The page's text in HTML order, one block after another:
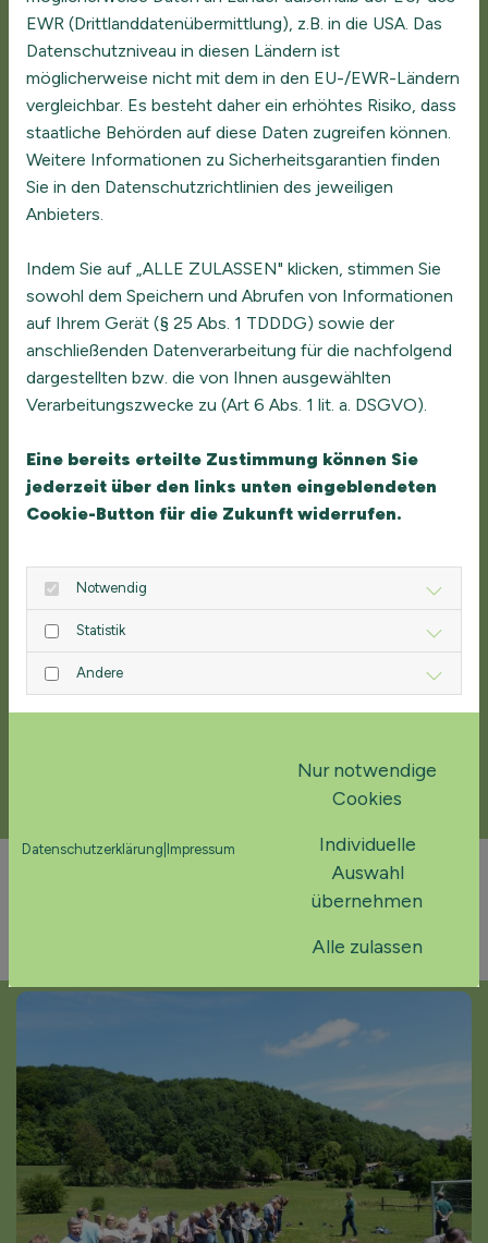
Kettenreaktion
Sand rieselt auf eine Wippe, Kugel rollen, ein Föhn treibt
ein mit einem Segel bestücktes Fahrzeug an, eine Kerze
brennt ein Seil durch, es knallt und …. LESEN SIE MEHR
Kreativ-Methoden
von Projekten, sondern auch zur Planung von
Zukunftsszenarien dar…. LESEN SIE MEHR
EWR (Drittlanddatenübermittlung), z.B. in die USA. Das
Datenschutzniveau in diesen Ländern ist
möglicherweise nicht mit dem in den EU-/EWR-Ländern
vergleichbar. Es besteht daher ein erhöhtes Risiko, dass
staatliche Behörden auf diese Daten zugreifen können.
Weitere Informationen zu Sicherheitsgarantien finden
Sie in den Datenschutzrichtlinien des jeweiligen
Anbieters.
Indem Sie auf „ALLE ZULASSEN" klicken, stimmen Sie
sowohl dem Speichern und Abrufen von Informationen
auf Ihrem Gerät (§ 25 Abs. 1 TDDDG) sowie der
anschließenden Datenverarbeitung für die nachfolgend
dargestellten bzw. die von Ihnen ausgewählten
Verarbeitungszwecke zu (Art 6 Abs. 1 lit. a. DSGVO).
Eine bereits erteilte Zustimmung können Sie
jederzeit über den links unten eingeblendeten
Cookie-Button für die Zukunft widerrufen.
Notwendig
Statistik
Andere
Datenschutzerklärung Impressum
Nur notwendige
Cookies
Individuelle
Auswahl
übernehmen
Alle zulassen